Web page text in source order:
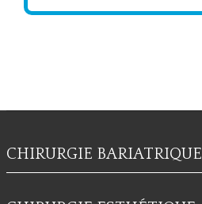
CHIRURGIE BARIATRIQUE